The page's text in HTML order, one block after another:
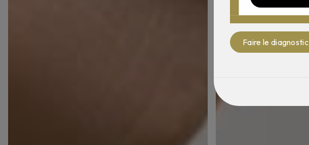
Faire le diagnostic